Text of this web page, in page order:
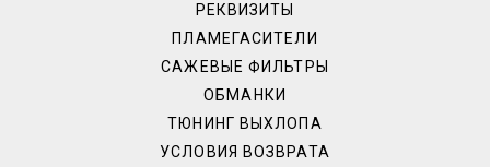
РЕКВИЗИТЫ
ПЛАМЕГАСИТЕЛИ
САЖЕВЫЕ ФИЛЬТРЫ
ОБМАНКИ
ТЮНИНГ ВЫХЛОПА
УСЛОВИЯ ВОЗВРАТА